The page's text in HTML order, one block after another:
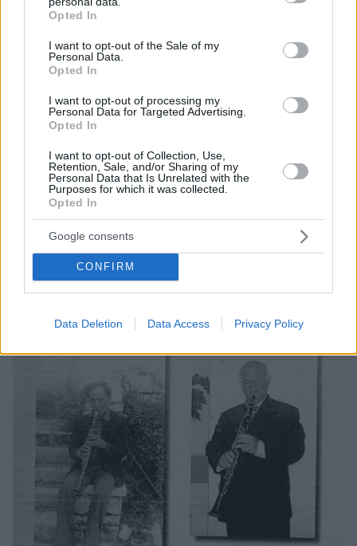
grant or deny consent to Google and its third-party tags to
use your data for below specified purposes in below Google
consent section.
Opted In
I want to opt-out of the Sale of my
Personal Data.
Opted In
I want to opt-out of processing my
Personal Data for Targeted Advertising.
Opted In
I want to opt-out of Collection, Use,
Retention, Sale, and/or Sharing of my
Personal Data that Is Unrelated with the
Purposes for which it was collected.
Opted In
Google consents
CONFIRM
Data Deletion Data Access Privacy Policy
Αυτά όμως έχουν σταθερή μουσική εκτέλεση
οργανικά μοιρολόγια ακολουθούν ένα βασικό
μοτίβο σε μία μουσική πεντατονική κλίμακα
αλλά οι νότες του αυτοσχεδιάζονται από τον
οργανοπαίκτη ανάλογα με το μουσικό του
διασκέδαση σε πανηγύρια, γάμους και γιορτές.
Στο τέλος του και το μοιρολόι καταλήγει στο
συρτό πωγωνήσιο που δίνει το έναυσμα της
ψυχικής ευφορίας.
Υπάρχουν βέβαια και τα χορευτικά τραγούδια,
ο ρυθμός των οποίων είναι προσαρμοσμένος
χορού.